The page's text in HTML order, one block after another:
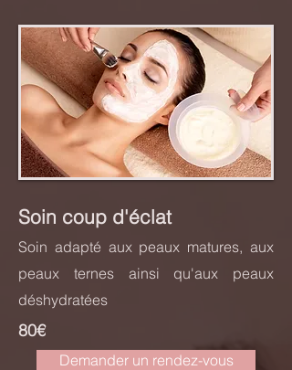
Soin coup d'éclat
Soin adapté aux peaux matures, aux
peaux ternes ainsi qu'aux peaux
déshydratées
80€
Demander un rendez-vous